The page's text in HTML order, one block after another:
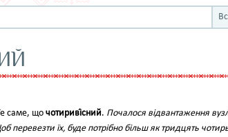
саме, щочотириві́сний. Почалося відвантаження
перевезти їх, буде потрібно більш як тридцять